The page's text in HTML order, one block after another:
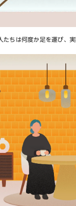
たちは何度か足を運び、